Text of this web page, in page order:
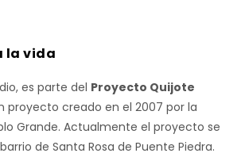
la vida
es parte del Proyecto Quijote
proyecto creado en el 2007 por la
Grande. Actualmente el proyecto se
de Santa Rosa de Puente Piedra.